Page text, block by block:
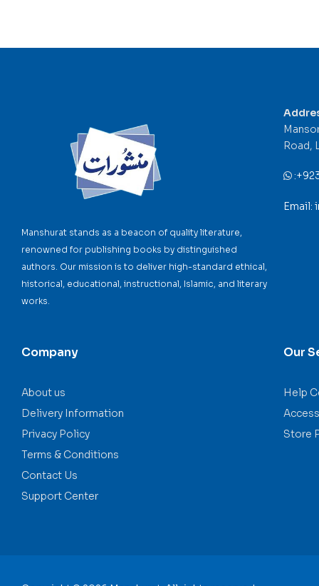
Manshurat stands as a beacon of quality literature,
renowned for publishing books by distinguished
authors. Our mission is to deliver high-standard ethical,
historical, educational, instructional, Islamic, and literary
works.
Company
About us
Delivery Information
Privacy Policy
Terms & Conditions
Contact Us
Support Center
Our
Help
Store
Road,
:
Email: